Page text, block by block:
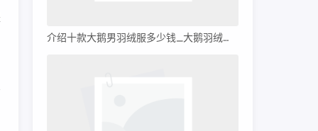
介绍十款大鹅男羽绒服多少钱_大鹅羽绒服多少钱?